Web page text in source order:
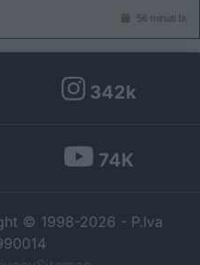
56 minuti fa
342k
74K
© 1998-2026 - P.Iva